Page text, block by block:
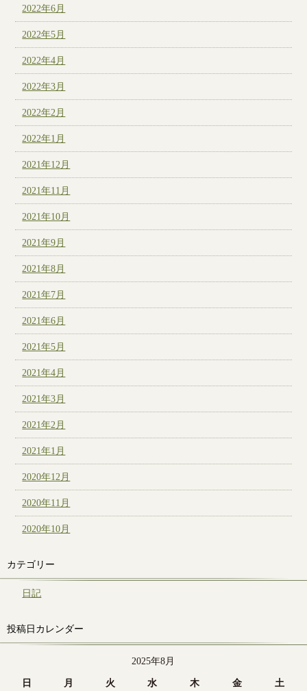
2022年6月
2022年5月
2022年4月
2022年3月
2022年2月
2022年1月
2021年12月
2021年11月
2021年10月
2021年9月
2021年8月
2021年7月
2021年6月
2021年5月
2021年4月
2021年3月
2021年2月
2021年1月
2020年12月
2020年11月
2020年10月
カテゴリー
日記
投稿日カレンダー
2025年8月
日 月 火 水 木 金 土